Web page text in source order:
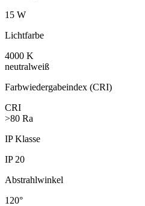
15 W
Lichtfarbe
4000 K
neutralweiß
Farbwieder­gabeindex (CRI)
CRI
>80 Ra
IP Klasse
IP 20
Abstrahl­winkel
120°